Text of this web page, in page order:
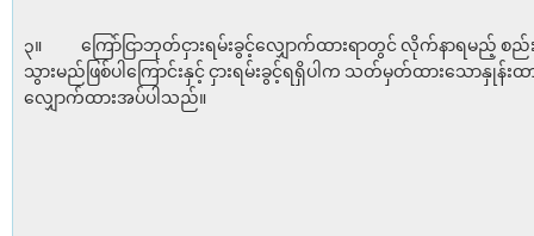
၃။ ကြော်ငြာဘုတ်ငှားရမ်းခွင့်လျှောက်ထားရာတွင် လိုက်နာရမည့် စည်
သွားမည်ဖြစ်ပါကြောင်းနှင့် ငှားရမ်းခွင့်ရရှိပါက သတ်မှတ်ထားသောနှုန်း
လျှောက်ထားအပ်ပါသည်။